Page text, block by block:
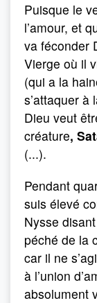
Puisque le
l’amour, et
va féconder
Vierge où il
(qui a la
s’attaquer à
Dieu veut
créature,
(...).
Pendant
suis élevé
Nysse
péché de la
car il ne
à l’union
absolument